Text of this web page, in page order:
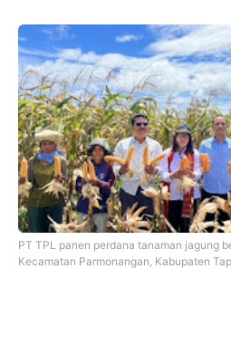
PT TPL panen perdana tanaman jagung
Kecamatan Parmonangan, Kabupaten